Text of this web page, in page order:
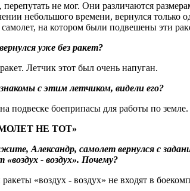
перепутать не мог. Они различаются
небольшого времени, вернулся только
на котором были подвешены эти
уже без ракет?
Летчик этот был очень напуган.
с этим летчиком, видели его?
подвеске боеприпасы для работы по
НЕ ТОТ»
Александр, самолет вернулся с
«воздух - воздух». Почему?
«воздух - воздух» не входят в